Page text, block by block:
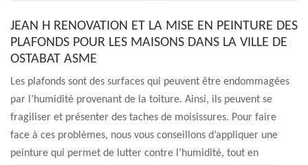
JEAN H RENOVATION ET LA MISE EN PEINTURE DES
PLAFONDS POUR LES MAISONS DANS LA VILLE DE
OSTABAT ASME
Les plafonds sont des surfaces qui peuvent être endommagées
par l’humidité provenant de la toiture. Ainsi, ils peuvent se
fragiliser et présenter des taches de moisissures. Pour faire
face à ces problèmes, nous vous conseillons d’appliquer une
peinture qui permet de lutter contre l’humidité, tout en